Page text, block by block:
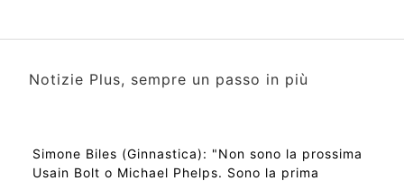
Notizie Plus, sempre un passo in più
Simone Biles (Ginnastica): "Non sono la prossima
Usain Bolt o Michael Phelps. Sono la prima